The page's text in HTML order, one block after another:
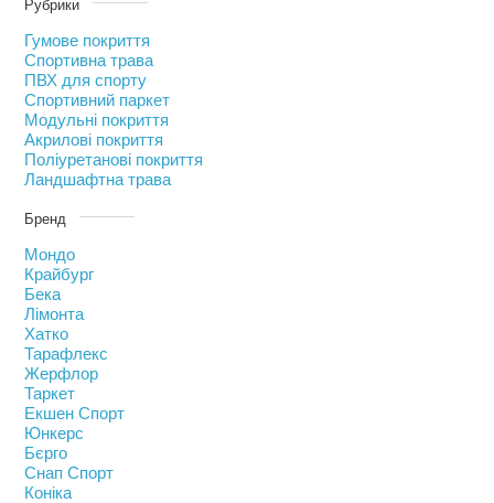
Рубрики
Гумове покриття
Спортивна трава
ПВХ для спорту
Спортивний паркет
Модульні покриття
Акрилові покриття
Поліуретанові покриття
Ландшафтна трава
Бренд
Мондо
Крайбург
Бека
Лімонта
Хатко
Тарафлекс
Жерфлор
Таркет
Екшен Спорт
Юнкерс
Бєрго
Снап Спорт
Коніка